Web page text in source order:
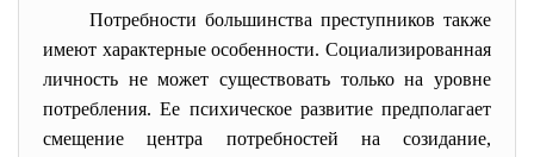
Потребности большинства преступников также
имеют характерные особенности. Социализированная
личность не может существовать только на уровне
потребления. Ее психическое развитие предполагает
смещение центра потребностей на созидание,